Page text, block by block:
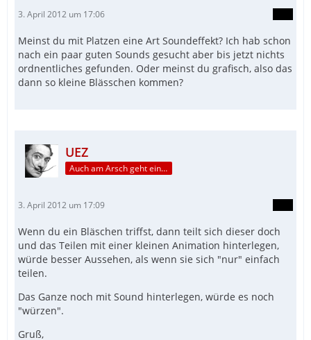
3. April 2012 um 17:06
Meinst du mit Platzen eine Art Soundeffekt? Ich hab schon
nach ein paar guten Sounds gesucht aber bis jetzt nichts
ordnentliches gefunden. Oder meinst du grafisch, also das
dann so kleine Blässchen kommen?
UEZ
Auch am Arsch geht ein Weg vorbei...
3. April 2012 um 17:09
Wenn du ein Bläschen triffst, dann teilt sich dieser doch
und das Teilen mit einer kleinen Animation hinterlegen,
würde besser Aussehen, als wenn sie sich "nur" einfach
teilen.
Das Ganze noch mit Sound hinterlegen, würde es noch
"würzen".
Gruß,